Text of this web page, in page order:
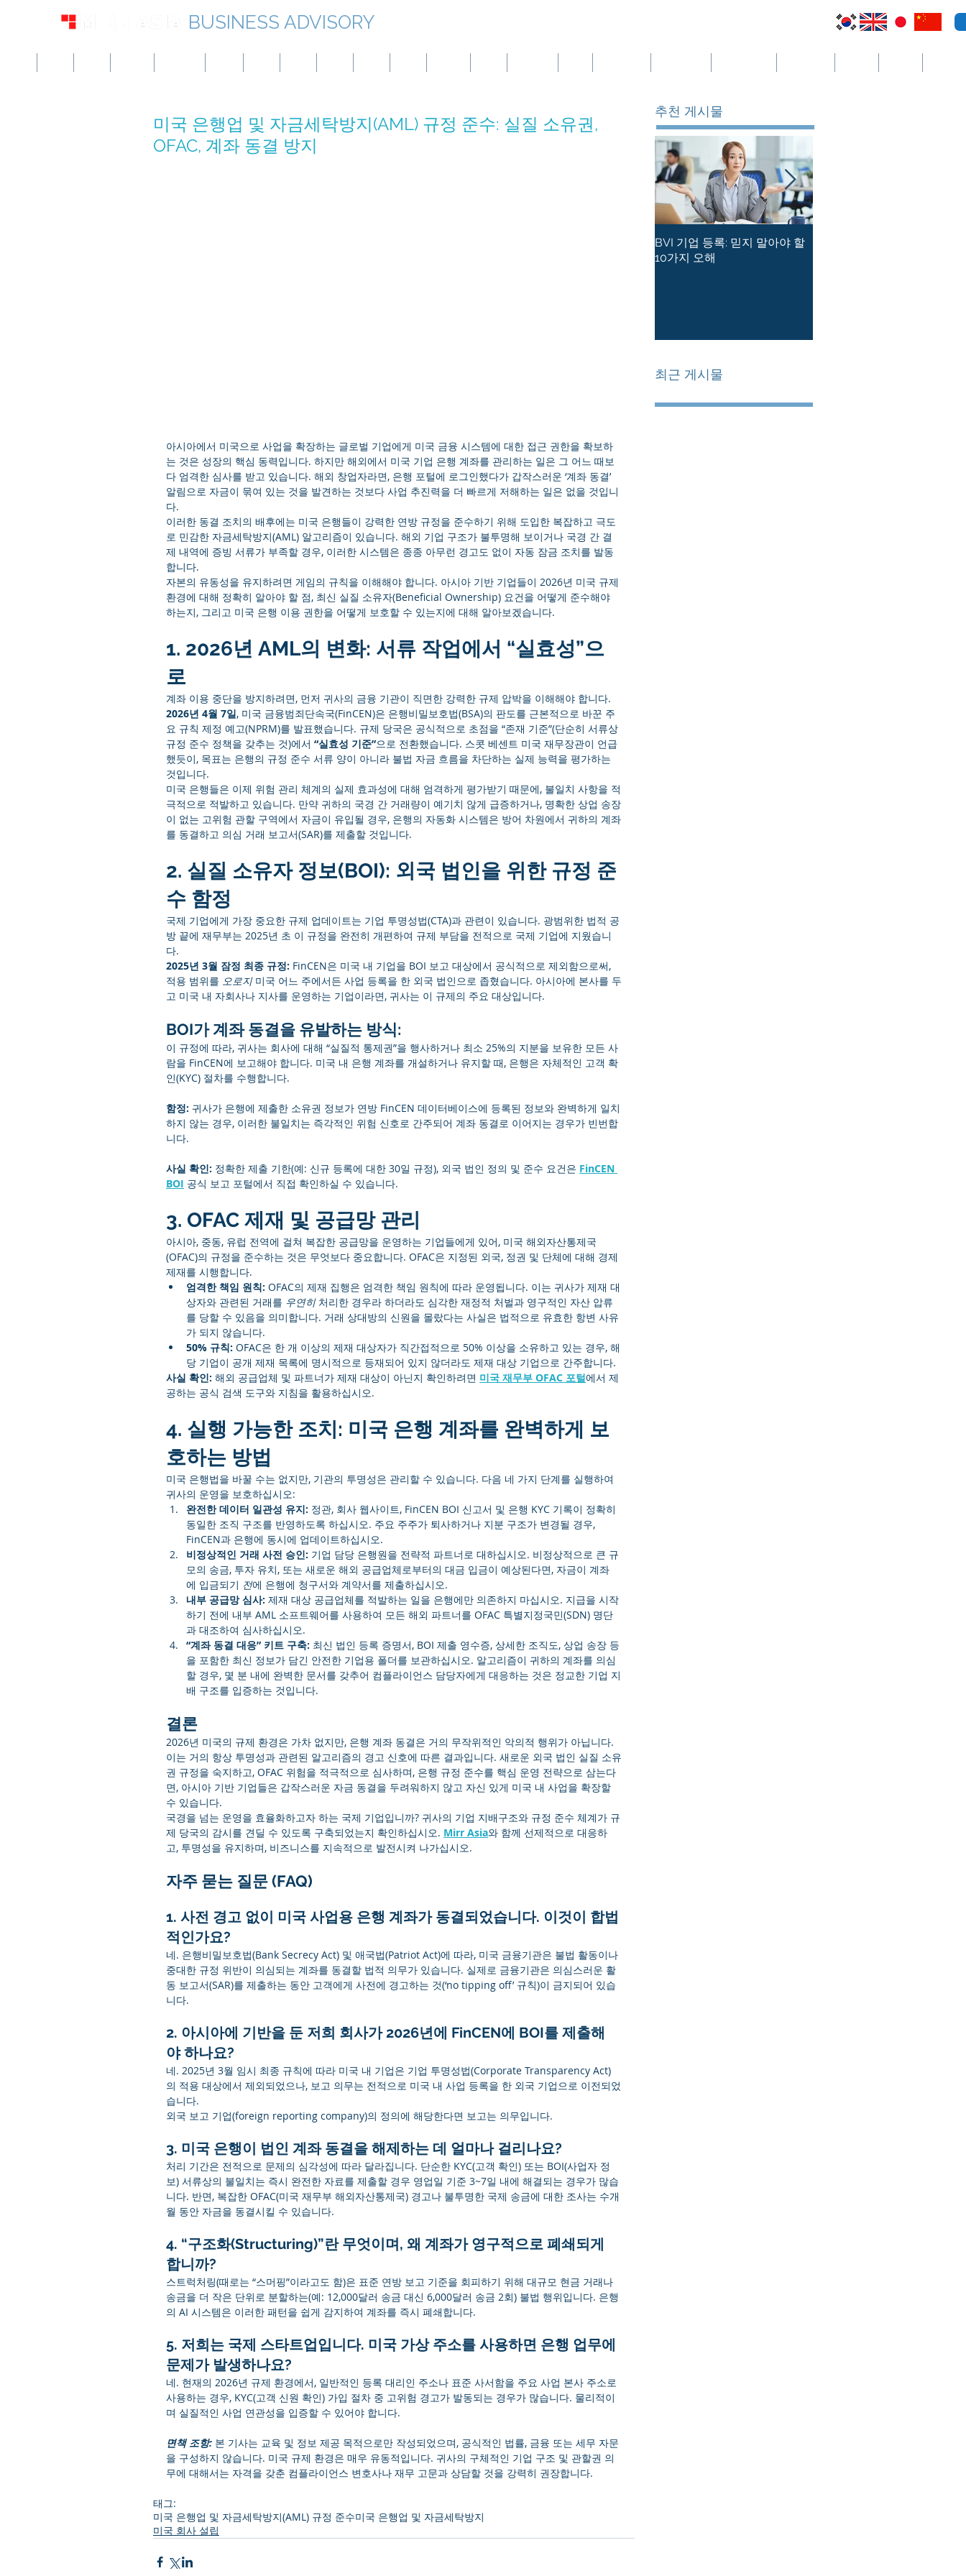
BUSINESS ADVISORY
미국 은행업 및 자금세탁방지(AML) 규정 준수: 실질 소유권,
OFAC, 계좌 동결 방지
아시아에서 미국으로 사업을 확장하는 글로벌 기업에게 미국 금융 시스템에 대한 접근 권한을 확보하
는 것은 성장의 핵심 동력입니다. 하지만 해외에서 미국 기업 은행 계좌를 관리하는 일은 그 어느 때보
다 엄격한 심사를 받고 있습니다. 해외 창업자라면, 은행 포털에 로그인했다가 갑작스러운 ‘계좌 동결’
알림으로 자금이 묶여 있는 것을 발견하는 것보다 사업 추진력을 더 빠르게 저해하는 일은 없을 것입니
다.
이러한 동결 조치의 배후에는 미국 은행들이 강력한 연방 규정을 준수하기 위해 도입한 복잡하고 극도
로 민감한 자금세탁방지(AML) 알고리즘이 있습니다. 해외 기업 구조가 불투명해 보이거나 국경 간 결
제 내역에 증빙 서류가 부족할 경우, 이러한 시스템은 종종 아무런 경고도 없이 자동 잠금 조치를 발동
합니다.
자본의 유동성을 유지하려면 게임의 규칙을 이해해야 합니다. 아시아 기반 기업들이 2026년 미국 규제
환경에 대해 정확히 알아야 할 점, 최신 실질 소유자(Beneficial Ownership) 요건을 어떻게 준수해야
하는지, 그리고 미국 은행 이용 권한을 어떻게 보호할 수 있는지에 대해 알아보겠습니다.
1. 2026년 AML의 변화: 서류 작업에서 “실효성”으
로
계좌 이용 중단을 방지하려면, 먼저 귀사의 금융 기관이 직면한 강력한 규제 압박을 이해해야 합니다.
2026년 4월 7일, 미국 금융범죄단속국(FinCEN)은 은행비밀보호법(BSA)의 판도를 근본적으로 바꾼 주
요 규칙 제정 예고(NPRM)를 발표했습니다. 규제 당국은 공식적으로 초점을 “존재 기준”(단순히 서류상
규정 준수 정책을 갖추는 것)에서 “실효성 기준”으로 전환했습니다. 스콧 베센트 미국 재무장관이 언급
했듯이, 목표는 은행의 규정 준수 서류 양이 아니라 불법 자금 흐름을 차단하는 실제 능력을 평가하는
것입니다.
미국 은행들은 이제 위험 관리 체계의 실제 효과성에 대해 엄격하게 평가받기 때문에, 불일치 사항을 적
극적으로 적발하고 있습니다. 만약 귀하의 국경 간 거래량이 예기치 않게 급증하거나, 명확한 상업 송장
이 없는 고위험 관할 구역에서 자금이 유입될 경우, 은행의 자동화 시스템은 방어 차원에서 귀하의 계좌
를 동결하고 의심 거래 보고서(SAR)를 제출할 것입니다.
2. 실질 소유자 정보(BOI): 외국 법인을 위한 규정 준
수 함정
국제 기업에게 가장 중요한 규제 업데이트는 기업 투명성법(CTA)과 관련이 있습니다. 광범위한 법적 공
방 끝에 재무부는 2025년 초 이 규정을 완전히 개편하여 규제 부담을 전적으로 국제 기업에 지웠습니
다.
2025년 3월 잠정 최종 규정: FinCEN은 미국 내 기업을 BOI 보고 대상에서 공식적으로 제외함으로써,
적용 범위를 오로지 미국 어느 주에서든 사업 등록을 한 외국 법인으로 좁혔습니다. 아시아에 본사를 두
고 미국 내 자회사나 지사를 운영하는 기업이라면, 귀사는 이 규제의 주요 대상입니다.
BOI가 계좌 동결을 유발하는 방식:
이 규정에 따라, 귀사는 회사에 대해 “실질적 통제권”을 행사하거나 최소 25%의 지분을 보유한 모든 사
람을 FinCEN에 보고해야 합니다. 미국 내 은행 계좌를 개설하거나 유지할 때, 은행은 자체적인 고객 확
인(KYC) 절차를 수행합니다.
함정: 귀사가 은행에 제출한 소유권 정보가 연방 FinCEN 데이터베이스에 등록된 정보와 완벽하게 일치
하지 않는 경우, 이러한 불일치는 즉각적인 위험 신호로 간주되어 계좌 동결로 이어지는 경우가 빈번합
니다.
사실 확인: 정확한 제출 기한(예: 신규 등록에 대한 30일 규정), 외국 법인 정의 및 준수 요건은 FinCEN
BOI 공식 보고 포털에서 직접 확인하실 수 있습니다.
3. OFAC 제재 및 공급망 관리
아시아, 중동, 유럽 전역에 걸쳐 복잡한 공급망을 운영하는 기업들에게 있어, 미국 해외자산통제국
(OFAC)의 규정을 준수하는 것은 무엇보다 중요합니다. OFAC은 지정된 외국, 정권 및 단체에 대해 경제
제재를 시행합니다.
엄격한 책임 원칙: OFAC의 제재 집행은 엄격한 책임 원칙에 따라 운영됩니다. 이는 귀사가 제재 대
상자와 관련된 거래를 우연히 처리한 경우라 하더라도 심각한 재정적 처벌과 영구적인 자산 압류
를 당할 수 있음을 의미합니다. 거래 상대방의 신원을 몰랐다는 사실은 법적으로 유효한 항변 사유
가 되지 않습니다.
50% 규칙: OFAC은 한 개 이상의 제재 대상자가 직간접적으로 50% 이상을 소유하고 있는 경우, 해
당 기업이 공개 제재 목록에 명시적으로 등재되어 있지 않더라도 제재 대상 기업으로 간주합니다.
사실 확인: 해외 공급업체 및 파트너가 제재 대상이 아닌지 확인하려면 미국 재무부 OFAC 포털에서 제
공하는 공식 검색 도구와 지침을 활용하십시오.
4. 실행 가능한 조치: 미국 은행 계좌를 완벽하게 보
호하는 방법
미국 은행법을 바꿀 수는 없지만, 기관의 투명성은 관리할 수 있습니다. 다음 네 가지 단계를 실행하여
귀사의 운영을 보호하십시오:
완전한 데이터 일관성 유지: 정관, 회사 웹사이트, FinCEN BOI 신고서 및 은행 KYC 기록이 정확히
동일한 조직 구조를 반영하도록 하십시오. 주요 주주가 퇴사하거나 지분 구조가 변경될 경우,
FinCEN과 은행에 동시에 업데이트하십시오.
비정상적인 거래 사전 승인: 기업 담당 은행원을 전략적 파트너로 대하십시오. 비정상적으로 큰 규
모의 송금, 투자 유치, 또는 새로운 해외 공급업체로부터의 대금 입금이 예상된다면, 자금이 계좌
에 입금되기 전에 은행에 청구서와 계약서를 제출하십시오.
내부 공급망 심사: 제재 대상 공급업체를 적발하는 일을 은행에만 의존하지 마십시오. 지급을 시작
하기 전에 내부 AML 소프트웨어를 사용하여 모든 해외 파트너를 OFAC 특별지정국민(SDN) 명단
과 대조하여 심사하십시오.
“계좌 동결 대응” 키트 구축: 최신 법인 등록 증명서, BOI 제출 영수증, 상세한 조직도, 상업 송장 등
을 포함한 최신 정보가 담긴 안전한 기업용 폴더를 보관하십시오. 알고리즘이 귀하의 계좌를 의심
할 경우, 몇 분 내에 완벽한 문서를 갖추어 컴플라이언스 담당자에게 대응하는 것은 정교한 기업 지
배 구조를 입증하는 것입니다.
결론
2026년 미국의 규제 환경은 가차 없지만, 은행 계좌 동결은 거의 무작위적인 악의적 행위가 아닙니다.
이는 거의 항상 투명성과 관련된 알고리즘의 경고 신호에 따른 결과입니다. 새로운 외국 법인 실질 소유
권 규정을 숙지하고, OFAC 위험을 적극적으로 심사하며, 은행 규정 준수를 핵심 운영 전략으로 삼는다
면, 아시아 기반 기업들은 갑작스러운 자금 동결을 두려워하지 않고 자신 있게 미국 내 사업을 확장할
수 있습니다.
국경을 넘는 운영을 효율화하고자 하는 국제 기업입니까? 귀사의 기업 지배구조와 규정 준수 체계가 규
제 당국의 감시를 견딜 수 있도록 구축되었는지 확인하십시오. Mirr Asia와 함께 선제적으로 대응하
고, 투명성을 유지하며, 비즈니스를 지속적으로 발전시켜 나가십시오.
자주 묻는 질문 (FAQ)
1. 사전 경고 없이 미국 사업용 은행 계좌가 동결되었습니다. 이것이 합법
적인가요?
네. 은행비밀보호법(Bank Secrecy Act) 및 애국법(Patriot Act)에 따라, 미국 금융기관은 불법 활동이나
중대한 규정 위반이 의심되는 계좌를 동결할 법적 의무가 있습니다. 실제로 금융기관은 의심스러운 활
동 보고서(SAR)를 제출하는 동안 고객에게 사전에 경고하는 것(‘no tipping off’ 규칙)이 금지되어 있습
니다.
2. 아시아에 기반을 둔 저희 회사가 2026년에 FinCEN에 BOI를 제출해
야 하나요?
네. 2025년 3월 임시 최종 규칙에 따라 미국 내 기업은 기업 투명성법(Corporate Transparency Act)
의 적용 대상에서 제외되었으나, 보고 의무는 전적으로 미국 내 사업 등록을 한 외국 기업으로 이전되었
습니다.
외국 보고 기업(foreign reporting company)의 정의에 해당한다면 보고는 의무입니다.
3. 미국 은행이 법인 계좌 동결을 해제하는 데 얼마나 걸리나요?
처리 기간은 전적으로 문제의 심각성에 따라 달라집니다. 단순한 KYC(고객 확인) 또는 BOI(사업자 정
보) 서류상의 불일치는 즉시 완전한 자료를 제출할 경우 영업일 기준 3~7일 내에 해결되는 경우가 많습
니다. 반면, 복잡한 OFAC(미국 재무부 해외자산통제국) 경고나 불투명한 국제 송금에 대한 조사는 수개
월 동안 자금을 동결시킬 수 있습니다.
4. “구조화(Structuring)”란 무엇이며, 왜 계좌가 영구적으로 폐쇄되게
합니까?
스트럭처링(때로는 “스머핑”이라고도 함)은 표준 연방 보고 기준을 회피하기 위해 대규모 현금 거래나
송금을 더 작은 단위로 분할하는(예: 12,000달러 송금 대신 6,000달러 송금 2회) 불법 행위입니다. 은행
의 AI 시스템은 이러한 패턴을 쉽게 감지하여 계좌를 즉시 폐쇄합니다.
5. 저희는 국제 스타트업입니다. 미국 가상 주소를 사용하면 은행 업무에
문제가 발생하나요?
네. 현재의 2026년 규제 환경에서, 일반적인 등록 대리인 주소나 표준 사서함을 주요 사업 본사 주소로
사용하는 경우, KYC(고객 신원 확인) 가입 절차 중 고위험 경고가 발동되는 경우가 많습니다. 물리적이
며 실질적인 사업 연관성을 입증할 수 있어야 합니다.
면책 조항: 본 기사는 교육 및 정보 제공 목적으로만 작성되었으며, 공식적인 법률, 금융 또는 세무 자문
을 구성하지 않습니다. 미국 규제 환경은 매우 유동적입니다. 귀사의 구체적인 기업 구조 및 관할권 의
무에 대해서는 자격을 갖춘 컴플라이언스 변호사나 재무 고문과 상담할 것을 강력히 권장합니다.
태그:
미국 은행업 및 자금세탁방지(AML) 규정 준수미국 은행업 및 자금세탁방지
미국 회사 설립
추천 게시물
BVI 기업 등록: 믿지 말아야 할
10가지 오해
최근 게시물